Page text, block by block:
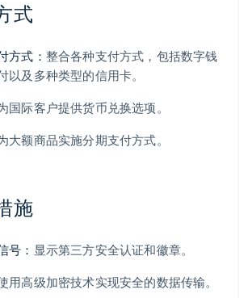
式
方式： 整合各种支付方式，包括数字钱
以及多种类型的信用卡。
国际客户提供货币兑换选项。
大额商品实施分期支付方式。
施
号： 显示第三方安全认证和徽章。
用高级加密技术实现安全的数据传输。